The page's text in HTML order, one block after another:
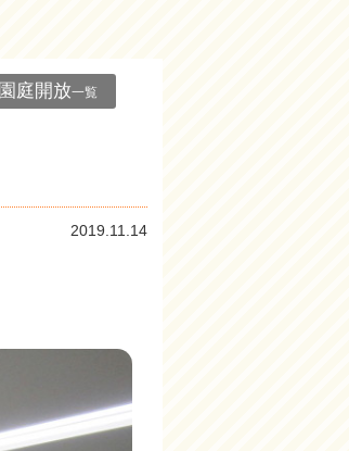
園庭開放一覧
2019.11.14